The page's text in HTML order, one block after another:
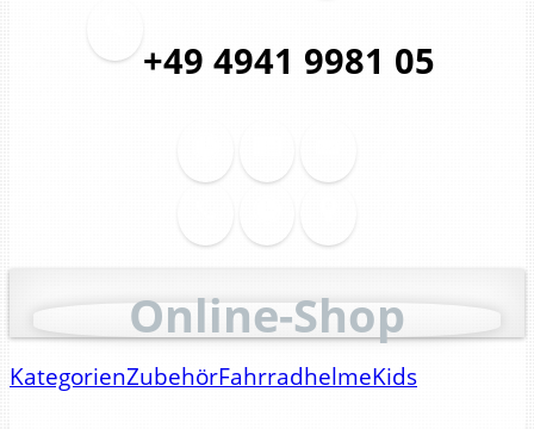
+49 4941 9981 05
Online-Shop
KategorienZubehörFahrradhelmeKids